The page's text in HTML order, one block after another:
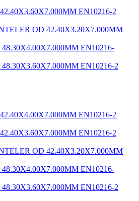
EN10216-2
OD 42.40X3.20X7.000MM
EN10216-
EN10216-2
EN10216-2
EN10216-2
OD 42.40X3.20X7.000MM
EN10216-
EN10216-2